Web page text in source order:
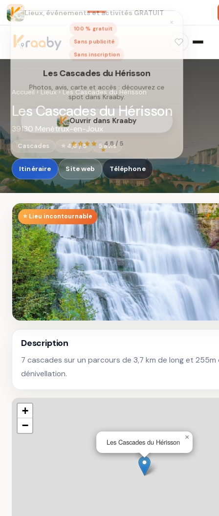
Lieux, événements et activités GRATUIT
×
100 % gratuit
Sans publicité
Les Cascades du Hérisson
Photos, avis, carte et accès : découvrez ce
spot dans Kraaby.
Ouvrir dans Kraaby
4,8 / 5
Accueil›Lieux›Les Cascades du Hérisson
Les Cascades du Hérisson
39130 Menétrux-en-Joux
Cascades ⭐ 4,8 / 5 5 avis
Itinéraire Site web Téléphone
⭐ Lieu incontournable
Description
7 cascades sur un parcours de 3,7 km de long et 255m
dénivellation.
Les Cascades du Hérisson
×
+
−